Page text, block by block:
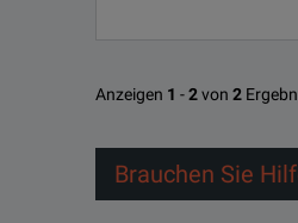
Anzeigen 1 -2von 2
Brauchen Sie